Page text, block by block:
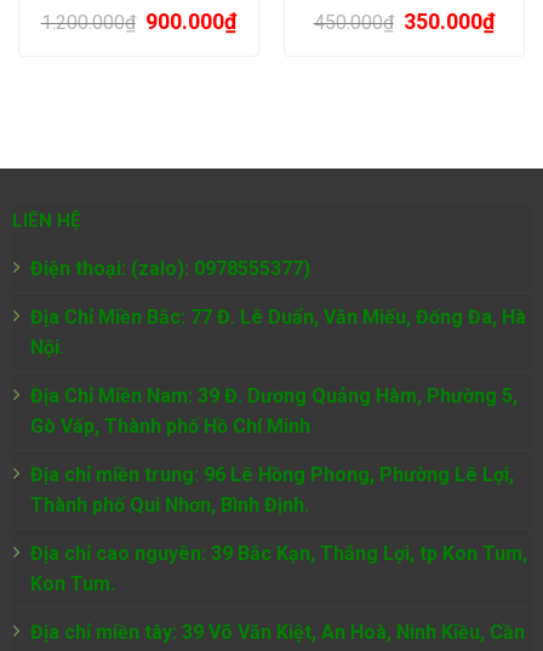
1.200.000₫ 900.000₫ 450.000₫ 350.000₫
LIÊN HỆ
Điện thoại: (zalo): 0978555377)
Địa Chỉ Miền Bắc: 77 Đ. Lê Duẩn, Văn Miếu, Đống Đa, Hà
Nội.
Địa Chỉ Miền Nam: 39 Đ. Dương Quảng Hàm, Phường 5,
Gò Vấp, Thành phố Hồ Chí Minh
Địa chỉ miền trung: 96 Lê Hồng Phong, Phường Lê Lợi,
Thành phố Qui Nhơn, Bình Định.
Địa chỉ cao nguyên: 39 Bắc Kạn, Thắng Lợi, tp Kon Tum,
Kon Tum.
Địa chỉ miền tây: 39 Võ Văn Kiệt, An Hoà, Ninh Kiều, Cần